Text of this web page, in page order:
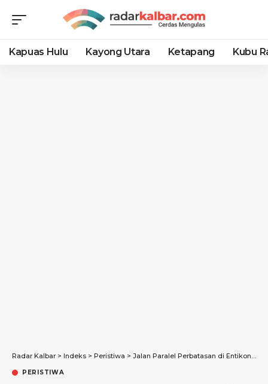
Kapuas Hulu Kayong Utara Ketapang Kubu
Radar Kalbar > Indeks > Peristiwa > Jalan Paralel Perbatasan di Entikong Ambruk. Ini Penyebabnya
PERISTIWA